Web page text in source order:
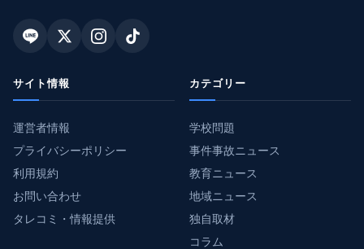
サイト情報
運営者情報
プライバシーポリシー
利用規約
お問い合わせ
タレコミ・情報提供
カテゴリー
学校問題
事件事故ニュース
教育ニュース
地域ニュース
独自取材
コラム